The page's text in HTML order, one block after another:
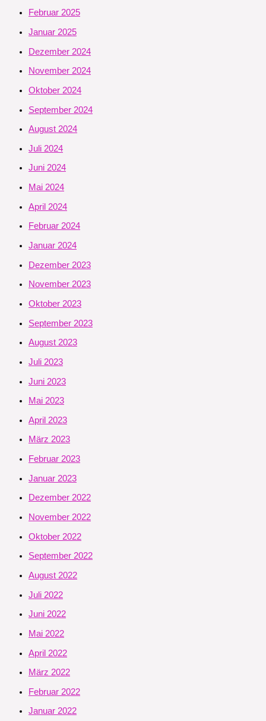
Februar 2025
Januar 2025
Dezember 2024
November 2024
Oktober 2024
September 2024
August 2024
Juli 2024
Juni 2024
Mai 2024
April 2024
Februar 2024
Januar 2024
Dezember 2023
November 2023
Oktober 2023
September 2023
August 2023
Juli 2023
Juni 2023
Mai 2023
April 2023
März 2023
Februar 2023
Januar 2023
Dezember 2022
November 2022
Oktober 2022
September 2022
August 2022
Juli 2022
Juni 2022
Mai 2022
April 2022
März 2022
Februar 2022
Januar 2022